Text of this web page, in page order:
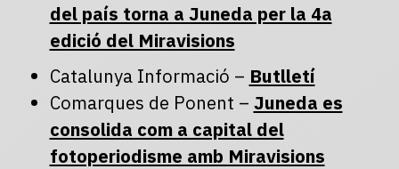
del país torna a Juneda per la 4a
edició del Miravisions
Catalunya Informació – Butlletí
Comarques de Ponent – Juneda es
consolida com a capital del
fotoperiodisme amb Miravisions